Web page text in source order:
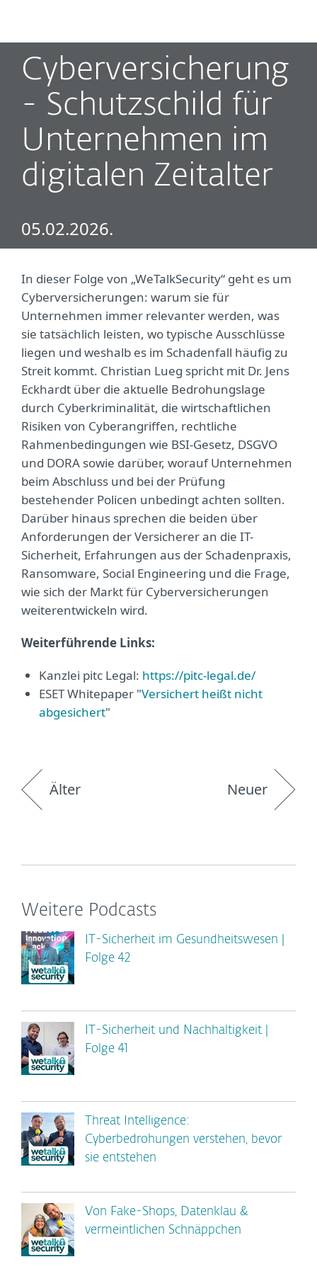
Cyberversicherung
- Schutzschild für
Unternehmen im
digitalen Zeitalter
05.02.2026.
In dieser Folge von „WeTalkSecurity“ geht es um
Cyberversicherungen: warum sie für
Unternehmen immer relevanter werden, was
sie tatsächlich leisten, wo typische Ausschlüsse
liegen und weshalb es im Schadenfall häufig zu
Streit kommt. Christian Lueg spricht mit Dr. Jens
Eckhardt über die aktuelle Bedrohungslage
durch Cyberkriminalität, die wirtschaftlichen
Risiken von Cyberangriffen, rechtliche
Rahmenbedingungen wie BSI-Gesetz, DSGVO
und DORA sowie darüber, worauf Unternehmen
beim Abschluss und bei der Prüfung
bestehender Policen unbedingt achten sollten.
Darüber hinaus sprechen die beiden über
Anforderungen der Versicherer an die IT-
Sicherheit, Erfahrungen aus der Schadenpraxis,
Ransomware, Social Engineering und die Frage,
wie sich der Markt für Cyberversicherungen
weiterentwickeln wird.
Weiterführende Links:
Kanzlei pitc Legal: https://pitc-legal.de/
ESET Whitepaper "Versichert heißt nicht
abgesichert"
Älter Neuer
Weitere Podcasts
IT-Sicherheit im Gesundheitswesen |
Folge 42
IT-Sicherheit und Nachhaltigkeit |
Folge 41
Threat Intelligence:
Cyberbedrohungen verstehen, bevor
sie entstehen
Von Fake-Shops, Datenklau &
vermeintlichen Schnäppchen